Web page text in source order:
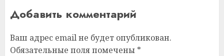
Добавить комментарий
Ваш адрес email не будет опубликован.
Обязательные поля помечены *